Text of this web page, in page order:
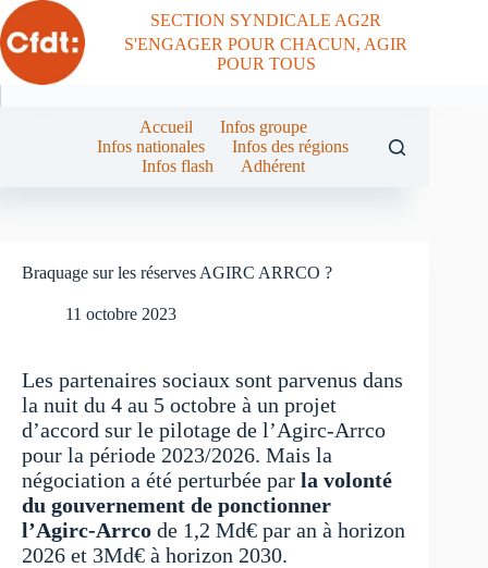
Passer
au
contenu
SECTION SYNDICALE AG2R
S'ENGAGER POUR CHACUN, AGIR
POUR TOUS
Accueil
Infos groupe
Infos nationales
Infos des régions
Infos flash
Adhérent
Braquage sur les réserves AGIRC ARRCO ?
11 octobre 2023
Les partenaires sociaux sont parvenus dans
la nuit du 4 au 5 octobre à un projet
d’accord sur le pilotage de l’Agirc-Arrco
pour la période 2023/2026. Mais la
négociation a été perturbée par la volonté
du gouvernement de ponctionner
l’Agirc-Arrco de 1,2 Md€ par an à horizon
2026 et 3Md€ à horizon 2030.